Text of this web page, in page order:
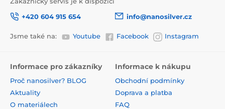
+420 604 915 654
info@nanosilver.cz
Jsme také na: Youtube Facebook Instagram
Informace pro zákazníky
Proč nanosilver? BLOG
Aktuality
O materiálech
Informace k nákupu
Obchodní podmínky
Doprava a platba
FAQ